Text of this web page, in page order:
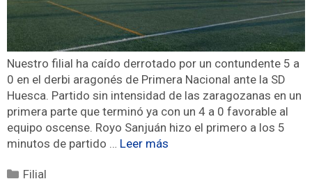
Nuestro filial ha caído derrotado por un contundente 5 a
0 en el derbi aragonés de Primera Nacional ante la SD
Huesca. Partido sin intensidad de las zaragozanas en un
primera parte que terminó ya con un 4 a 0 favorable al
equipo oscense. Royo Sanjuán hizo el primero a los 5
minutos de partido … Leer más
Filial